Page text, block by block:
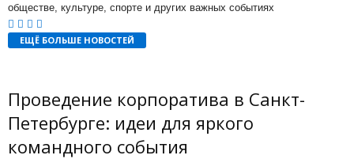
обществе, культуре, спорте и других важных событиях
ЕЩЁ БОЛЬШЕ НОВОСТЕЙ
Проведение корпоратива в Санкт-
Петербурге: идеи для яркого
командного события